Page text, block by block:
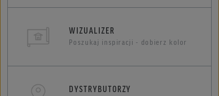
WIZUALIZER
Poszukaj inspiracji - dobierz kolor
DYSTRYBUTORZY